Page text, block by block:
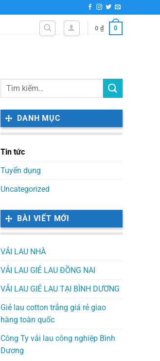
0 ₫ 0
DANH MỤC
Tin tức
Tuyển dụng
Uncategorized
BÀI VIẾT MỚI
VẢI LAU NHÀ
VẢI LAU GIẺ LAU ĐỒNG NAI
VẢI LAU GIẺ LAU TẠI BÌNH DƯƠNG
Giẻ lau cotton trắng giá rẻ giao
hàng toàn quốc
Công Ty vải lau công nghiệp Bình
Dương